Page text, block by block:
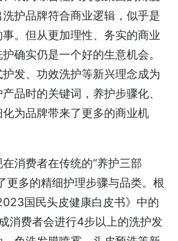
护品牌符合商业逻辑，似乎是
。但从更加理性、务实的商业
确实仍是一个好的生意机会。
发、功效洗护等新兴理念成为
品时的关键词，养护步骤化、
为品牌带来了更多的商业机
消费者在传统的“养护三部
更多的精细护理步骤与品类。根
国民头皮健康白皮书》中的
消费者会进行4步以上的洗护发